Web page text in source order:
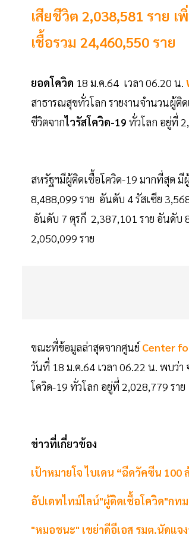
เสียชีวิต 2,038,581 ราย
เชื้อรวม 24,460,550 ราย
ยอดโควิด 18 ม.ค.64 เวลา 06.20 น.
สาธารณสุขทั่วโลก รายงานจำนวนผู้ติด
ชีวิตจากไวรัสโควิด-19 ทั่วโลก อยู่ที่
สหรัฐฯมีผู้ติดเชื้อโควิด-19 มากที่สุด
8,488,099 ราย อันดับ 4 รัสเซีย
อันดับ 7 ตุรกี 2,387,101 ราย อันดับ
2,050,099 ราย
ขณะที่ข้อมูลล่าสุดจากศูนย์ Center
วันที่ 18 ม.ค.64 เวลา 06.22 น. พบว่
โควิด-19 ทั่วโลก อยู่ที่ 2,028,779 ราย
ข่าวที่เกี่ยวข้อง
เป้าหมายโจ ไบเดน “ฉีดวัคซีน 100
อัปเดทไทม์ไลน์"ผู้ติดเชื้อโควิด"กท
"หมอชนะ" เขย่าดีอีเอส รมต.นัด